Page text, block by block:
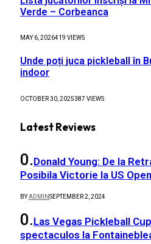
Verde – Corbeanca
MAY 6, 2026419 VIEWS
Unde poți juca pickleball în
indoor
OCTOBER 30, 2025387 VIEWS
Latest Reviews
Donald Young: De la
Posibila Victorie la US
BYADMINSEPTEMBER 2, 2024
Las Vegas Pickleball
spectaculos la